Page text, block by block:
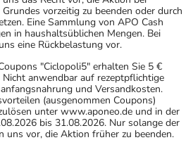
vorzeitig zu beenden oder durch
Eine Sammlung von APO Cash
in haushaltsüblichen Mengen. Bei
eine Rückbelastung vor.
"Ciclopoli5" erhalten Sie 5 €
anwendbar auf rezeptpflichtige
und Versandkosten.
(ausgenommen Coupons)
unter www.aponeo.de und in der
bis 31.08.2026. Nur solange der
uns vor, die Aktion früher zu beenden.